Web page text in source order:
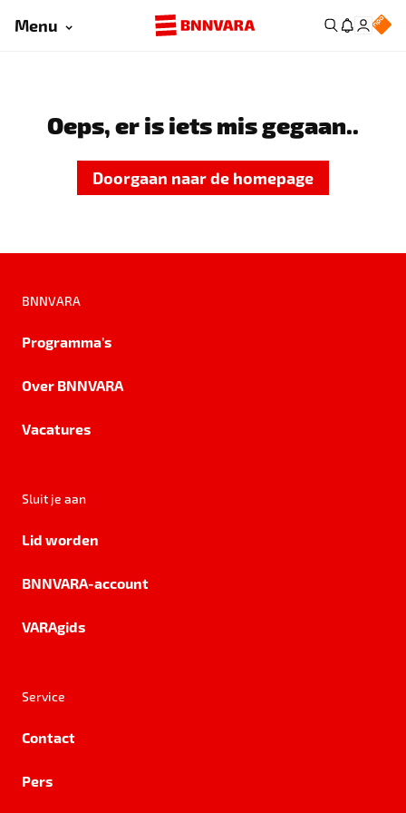
Menu
Oeps, er is iets mis gegaan..
Doorgaan naar de homepage
BNNVARA
Programma's
Over BNNVARA
Vacatures
Sluit je aan
Lid worden
BNNVARA-account
VARAgids
Service
Contact
Pers